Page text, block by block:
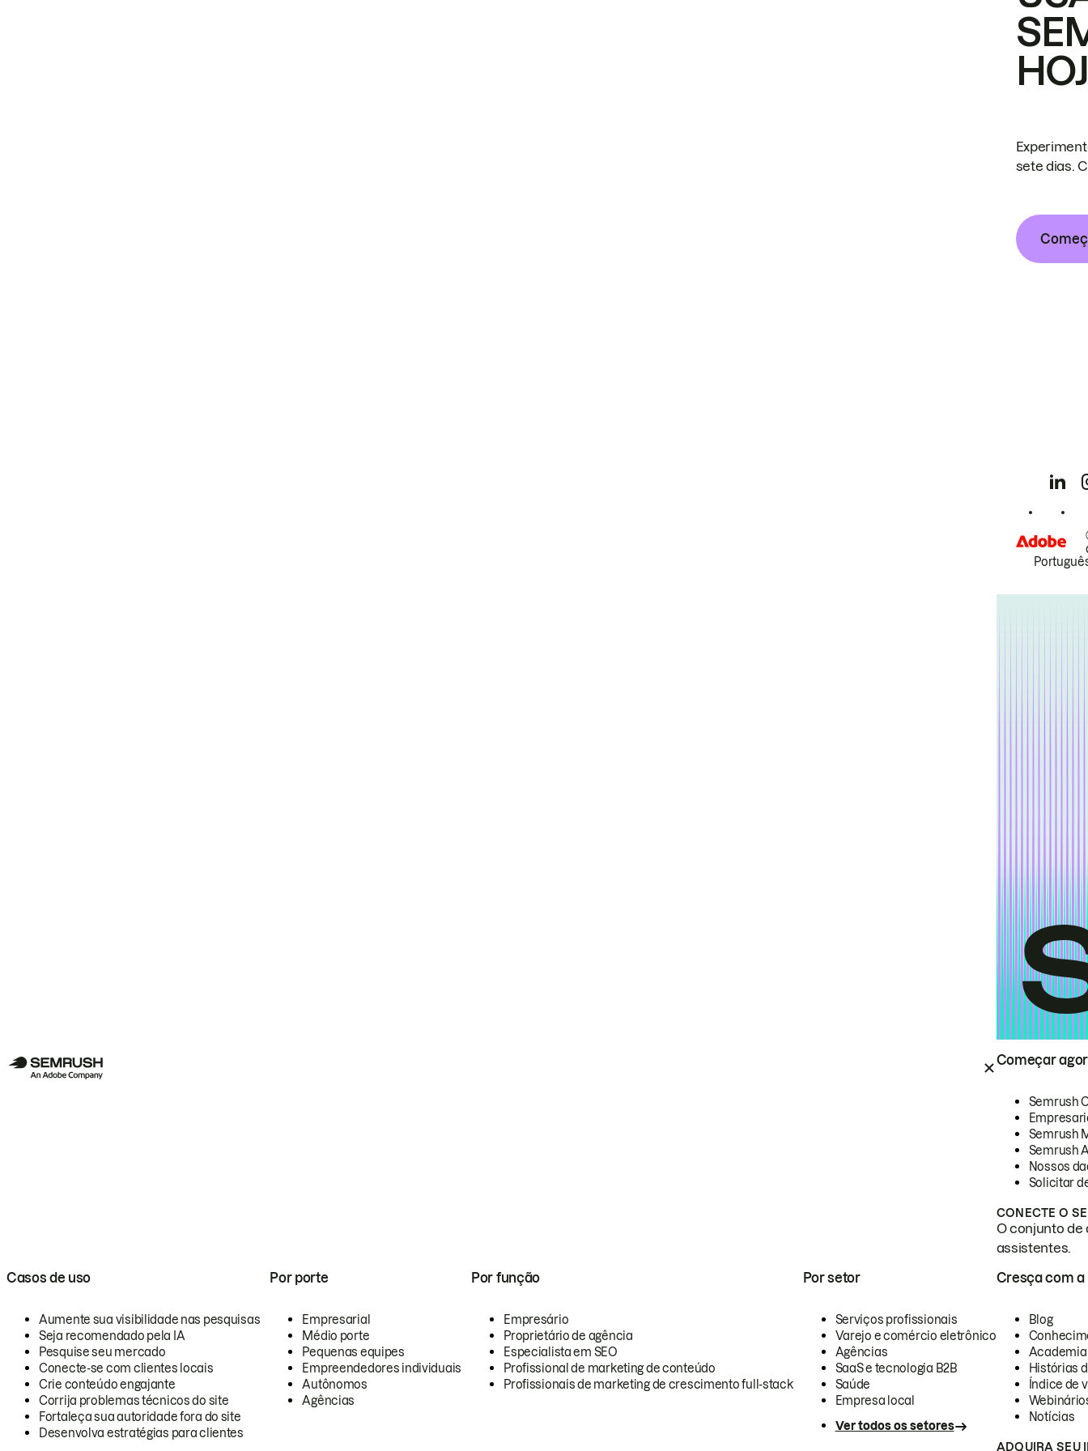
Começar
Semrush
Semrush
Semrush
Nossos
Solicitar
CONECTE O
O conjunto de
assistentes.
Casos de uso
Aumente sua visibilidade nas pesquisas
Seja recomendado pela IA
Pesquise seu mercado
Conecte-se com clientes locais
Crie conteúdo engajante
Corrija problemas técnicos do site
Fortaleça sua autoridade fora do site
Desenvolva estratégias para clientes
Por porte
Empresarial
Médio porte
Pequenas equipes
Empreendedores individuais
Autônomos
Agências
Por função
Empresário
Proprietário de agência
Especialista em SEO
Profissional de marketing de conteúdo
Profissionais de marketing de crescimento full-stack
Por setor
Serviços profissionais
Varejo e comércio eletrônico
Agências
SaaS e tecnologia B2B
Saúde
Empresa local
Ver todos os setores
Cresça com a
Blog
Academia
Histórias
Índice de
Notícias
ADQUIRA SEU
sete dias.